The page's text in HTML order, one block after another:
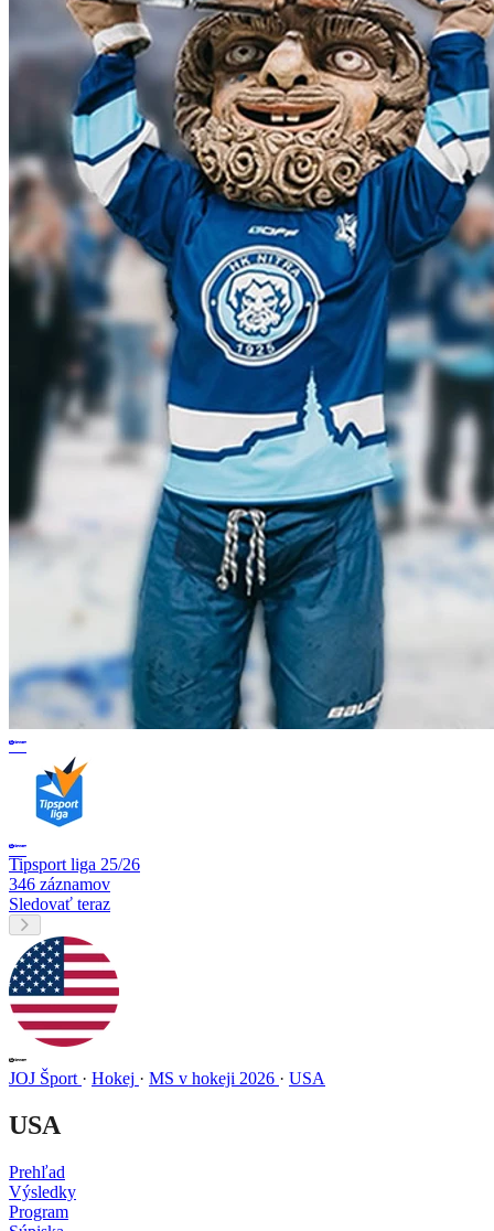
Tipsport liga 25/26
346 záznamov
Sledovať teraz
JOJ Šport · Hokej · MS v hokeji 2026 · USA
USA
Prehľad
Výsledky
Program